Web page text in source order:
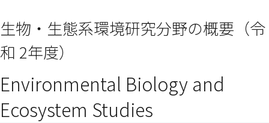
生物・生態系環境研究分野の概要（令
和 2年度）
Environmental Biology and
Ecosystem Studies